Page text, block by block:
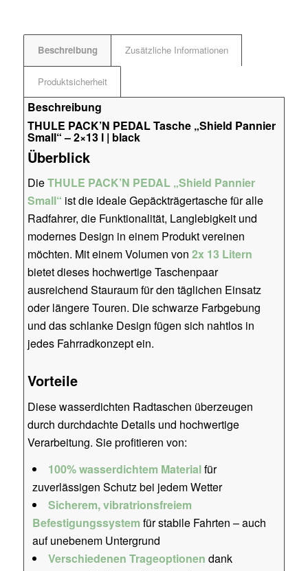
Beschreibung Zusätzliche Informationen
Produktsicherheit
Beschreibung
THULE PACK’N PEDAL Tasche „Shield Pannier
Small“ – 2×13 l | black
Überblick
DieTHULE PACK’N PEDAL „Shield Pannier
Small“ ist die ideale Gepäckträgertasche für alle
Radfahrer, die Funktionalität, Langlebigkeit und
modernes Design in einem Produkt vereinen
möchten. Mit einem Volumen von 2x 13 Litern
bietet dieses hochwertige Taschenpaar
ausreichend Stauraum für den täglichen Einsatz
oder längere Touren. Die schwarze Farbgebung
und das schlanke Design fügen sich nahtlos in
jedes Fahrradkonzept ein.
Vorteile
Diese wasserdichten Radtaschen überzeugen
durch durchdachte Details und hochwertige
Verarbeitung. Sie profitieren von:
100% wasserdichtem Materialfür
zuverlässigen Schutz bei jedem Wetter
Sicherem, vibratrionsfreiem
Befestigungssystem für stabile Fahrten – auch
auf unebenem Untergrund
Verschiedenen Trageoptionen dank